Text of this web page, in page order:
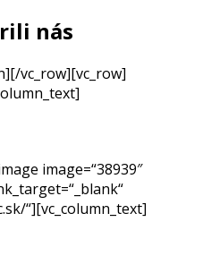
nás
vc_row][vc_row]
image=“38939″
“][vc_column_text]